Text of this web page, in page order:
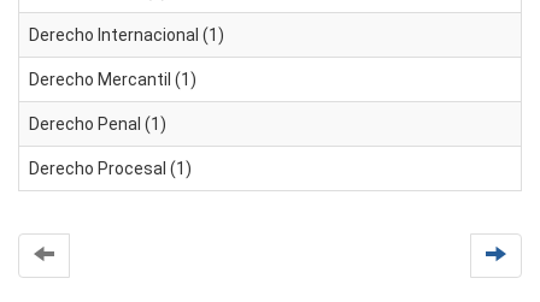
Derecho Internacional (1)
Derecho Mercantil (1)
Derecho Penal (1)
Derecho Procesal (1)